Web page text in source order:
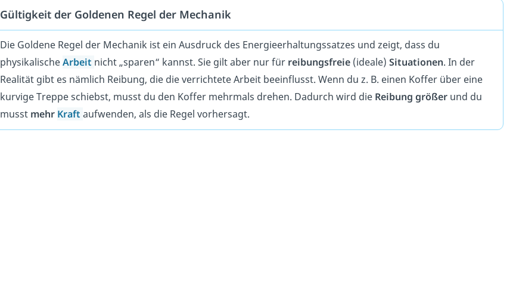
Gültigkeit der Goldenen Regel der Mechanik
Die Goldene Regel der Mechanik ist ein Ausdruck des Energieerhaltungssatzes und zeigt, dass du
physikalischeArbeit nicht „sparen“ kannst. Sie gilt aber nur für reibungsfreie (ideale) Situationen. In der
Realität gibt es nämlich Reibung, die die verrichtete Arbeit beeinflusst. Wenn du z. B. einen Koffer über eine
kurvige Treppe schiebst, musst du den Koffer mehrmals drehen. Dadurch wird die Reibung größer und du
musst mehr Kraft aufwenden, als die Regel vorhersagt.